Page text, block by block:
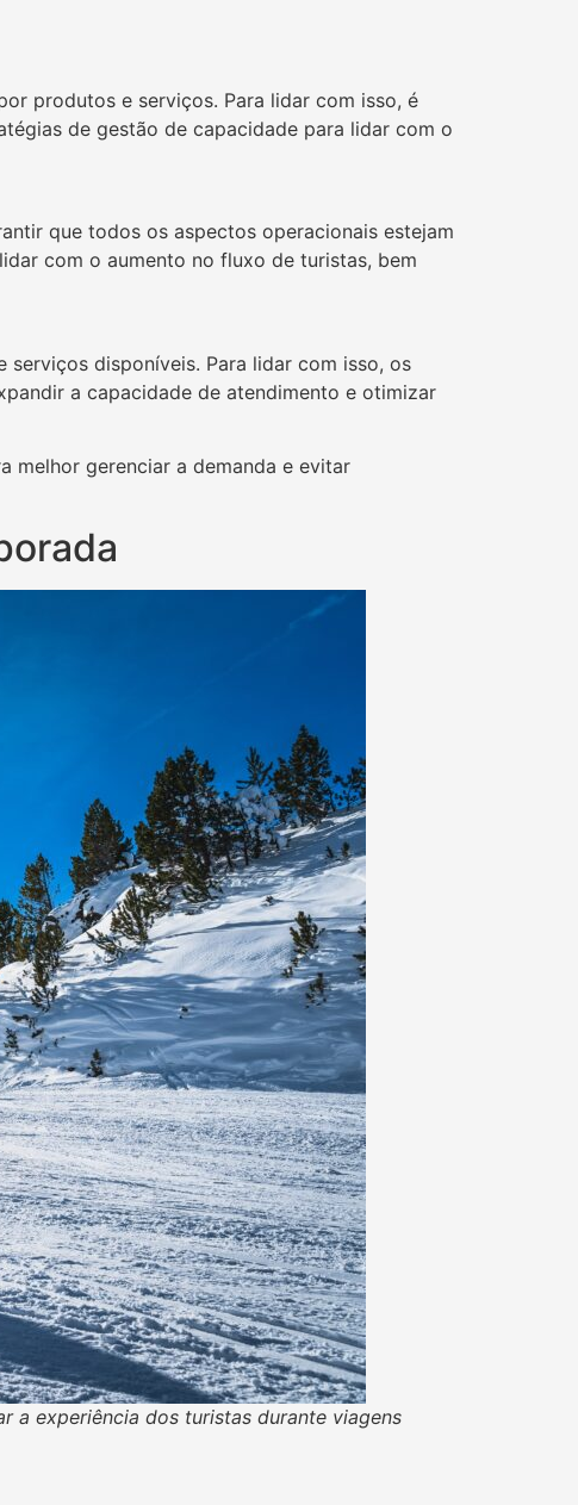
produtos e serviços. Para lidar com isso, é
de gestão de capacidade para lidar com o
que todos os aspectos operacionais estejam
com o aumento no fluxo de turistas, bem
disponíveis. Para lidar com isso, os
a capacidade de atendimento e otimizar
melhor gerenciar a demanda e evitar
a experiência dos turistas durante viagens